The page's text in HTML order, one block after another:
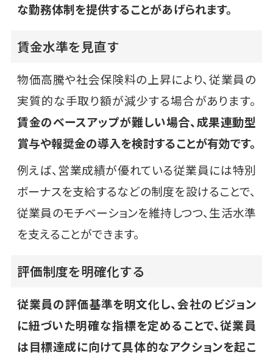
な勤務体制を提供することがあげられます。
賃金水準を見直す
物価高騰や社会保険料の上昇により、従業員の
実質的な手取り額が減少する場合があります。
賃金のベースアップが難しい場合、成果連動型
賞与や報奨金の導入を検討することが有効です。
例えば、営業成績が優れている従業員には特別
ボーナスを支給するなどの制度を設けることで、
従業員のモチベーションを維持しつつ、生活水準
を支えることができます。
評価制度を明確化する
従業員の評価基準を明文化し、会社のビジョン
に紐づいた明確な指標を定めることで、従業員
は目標達成に向けて具体的なアクションを起こ